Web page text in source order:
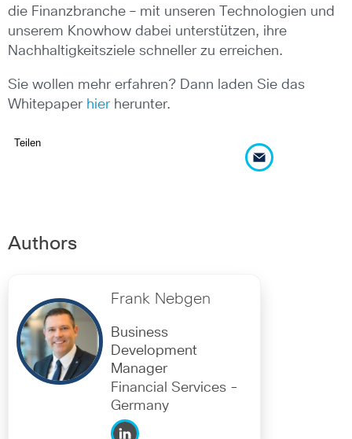
die Finanzbranche – mit unseren Technologien und
unserem Knowhow dabei unterstützen, ihre
Nachhaltigkeitsziele schneller zu erreichen.
Sie wollen mehr erfahren? Dann laden Sie das
Whitepaper hierherunter.
Teilen
Authors
Frank Nebgen
Business
Development
Manager
Financial Services -
Germany